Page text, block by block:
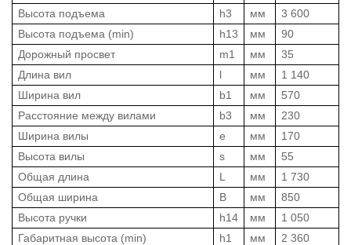
Высота подъема
h3 мм
3 600
Высота подъема (min)
h13 мм
90
Дорожный просвет
m1 мм
35
Длина вил
l мм
1 140
Ширина вил
b1 мм
570
Расстояние между вилами
b3 мм
230
Ширина вилы
e мм
170
Высота вилы
s мм
55
Общая длина
L мм
1 730
Общая ширина
B мм
850
Высота ручки
h14 мм
1 050
Габаритная высота (min)
h1 мм
2 360